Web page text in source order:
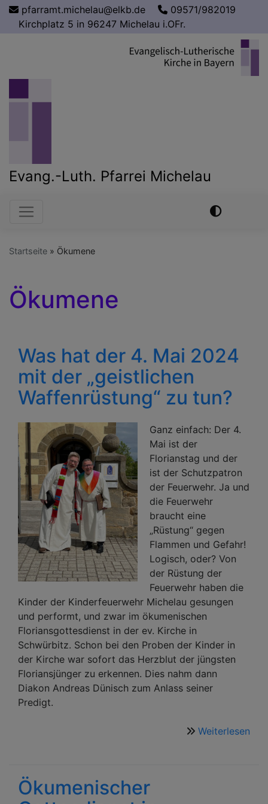
Direktpfarramt.michelau@elkb.de
09571/982019
Kirchplatz 5 in 96247 Michelau i.OFr.
Evang.-Luth. Pfarrei Michelau
Hauptnavigation
Startseite Ökumene
Ökumene
Was hat der 4. Mai 2024
mit der „geistlichen
Waffenrüstung“ zu tun?
Ganz einfach: Der 4.
Mai ist der
Florianstag und der
ist der Schutzpatron
der Feuerwehr. Ja und
die Feuerwehr
braucht eine
„Rüstung“ gegen
Flammen und Gefahr!
Logisch, oder? Von
der Rüstung der
Feuerwehr haben die
Kinder der Kinderfeuerwehr Michelau gesungen
und performt, und zwar im ökumenischen
Floriansgottesdienst in der ev. Kirche in
Schwürbitz. Schon bei den Proben der Kinder in
der Kirche war sofort das Herzblut der jüngsten
Floriansjünger zu erkennen. Dies nahm dann
Diakon Andreas Dünisch zum Anlass seiner
Predigt.
Weiterlesen
Ökumenischer